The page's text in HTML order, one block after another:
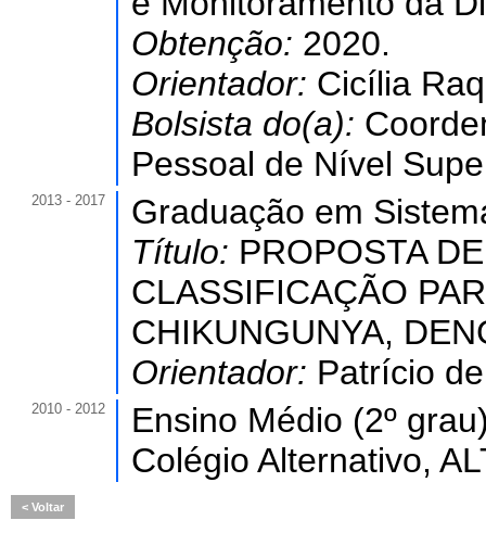
Obtenção: 2020.
Orientador: Cicília
Bolsista do(a):
Pessoal de Nível
2013 - 2017
Graduação em
Título: PROPOSTA
CLASSIFICAÇÃO
CHIKUNGUNYA,
Orientador: Patrício
2010 - 2012
Ensino Médio (2º
Colégio Alternativo,
Voltar